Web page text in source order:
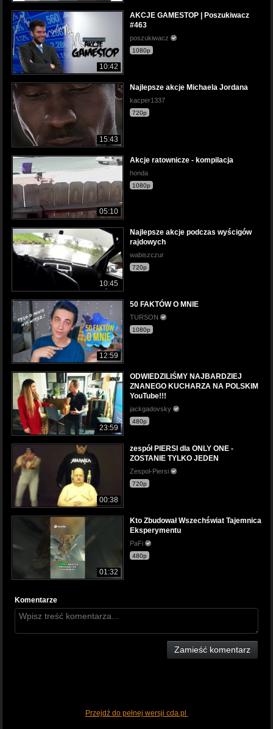
10:42
AKCJE GAMESTOP | Poszukiwacz
#463
poszukiwacz
1080p
15:43
Najlepsze akcje Michaela Jordana
kacper1337
720p
05:10
Akcje ratownicze - kompilacja
honda
1080p
10:45
Najlepsze akcje podczas wyścigów
rajdowych
wabiszczur
720p
12:59
50 FAKTÓW O MNIE
TURSON
1080p
23:59
ODWIEDZILIŚMY NAJBARDZIEJ
ZNANEGO KUCHARZA NA POLSKIM
YouTube!!!
jackgadovsky
480p
00:38
zespół PIERSI dla ONLY ONE -
ZOSTANIE TYLKO JEDEN
Zespol-Piersi
720p
01:32
Kto Zbudował Wszechświat Tajemnica
Eksperymentu
PaFi
480p
Komentarze
Zamieść komentarz
Przejdź do pełnej wersji cda.pl